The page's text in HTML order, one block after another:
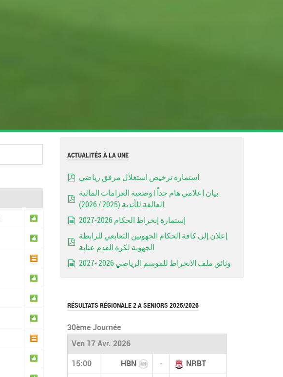
ACTUALITÉS À LA UNE
استمارة ترخيص استغلال مرفق رياضي
pdf
بيان إعلامي هام جداً | وضعية الغرامات المالية
العالقة للأندية (2025 / 2026)
إستمارة إنخراط الحكام 2026-2027
pdf
إعلان إلى كافة الحكام الجهويين التعابعي للرابطة
الجهوية لكرة القدم عنابة
وثائق ملف الانخراط للموسم الرياضي 2026 -2027
RÉSULTATS RÉGIONALE 2 A SENIORS 2025/2026
30ème Journée
Ven 17 Avr. 2026
15:00 HBN - NRBT